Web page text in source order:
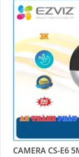
CAMERA CS-E6